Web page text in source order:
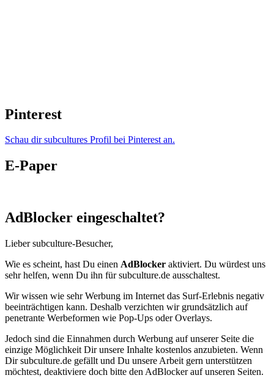
Pinterest
Schau dir subcultures Profil bei Pinterest an.
E-Paper
AdBlocker eingeschaltet?
Lieber subculture-Besucher,
Wie es scheint, hast Du einen AdBlocker aktiviert. Du würdest uns
sehr helfen, wenn Du ihn für subculture.de ausschaltest.
Wir wissen wie sehr Werbung im Internet das Surf-Erlebnis negativ
beeinträchtigen kann. Deshalb verzichten wir grundsätzlich auf
penetrante Werbeformen wie Pop-Ups oder Overlays.
Jedoch sind die Einnahmen durch Werbung auf unserer Seite die
einzige Möglichkeit Dir unsere Inhalte kostenlos anzubieten. Wenn
Dir subculture.de gefällt und Du unsere Arbeit gern unterstützen
möchtest, deaktiviere doch bitte den AdBlocker auf unseren Seiten.